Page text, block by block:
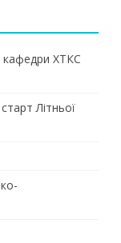
кафедри ХТКС
Літньої